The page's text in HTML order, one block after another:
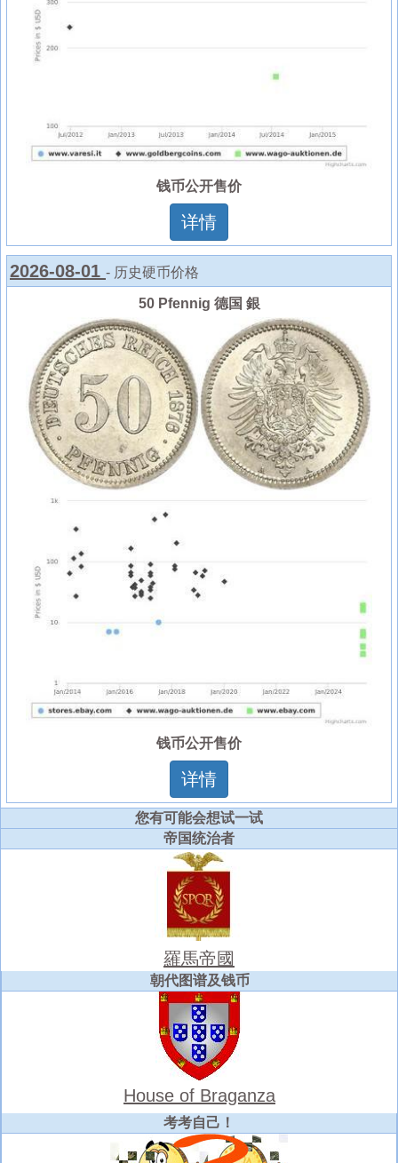
钱币公开售价
详情
2026-08-01 - 历史硬币价格
50 Pfennig 德国 銀
钱币公开售价
详情
您有可能会想试一试
帝国统治者
羅馬帝國
朝代图谱及钱币
House of Braganza
考考自己！